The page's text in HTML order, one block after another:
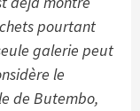
pourtant
galerie peut
le
de Butembo,